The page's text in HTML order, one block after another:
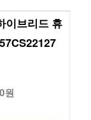
이브리드 휴
원